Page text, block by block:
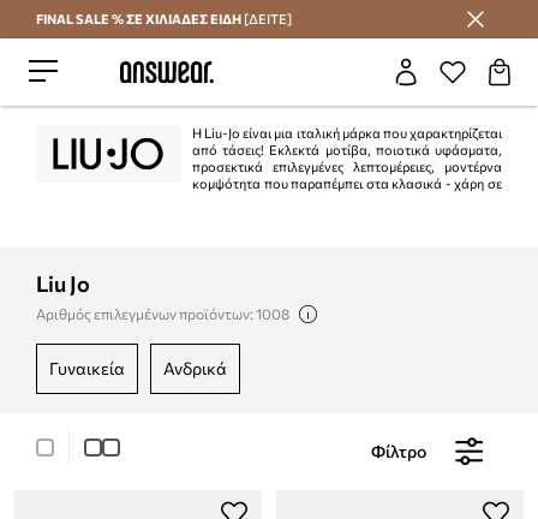
Εξοικονομήστε με το Answear Club
FINAL SALE % ΣΕ ΧΙΛΙΑΔΕΣ ΕΙΔΗ [ΔΕΙΤΕ]
Η Liu-Jo είναι μια ιταλική μάρκα που χαρακτηρίζεται
από τάσεις! Εκλεκτά μοτίβα, ποιοτικά υφάσματα,
προσεκτικά επιλεγμένες λεπτομέρειες, μοντέρνα
κομψότητα που παραπέμπει στα κλασικά - χάρη σε
Liu Jo
Αριθμός επιλεγμένων προϊόντων: 1008
γυναικεία ανδρικά
Φίλτρο